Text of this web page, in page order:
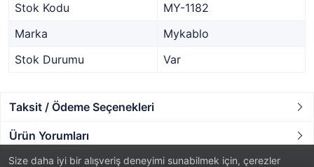
Size daha iyi bir alışveriş deneyimi sunabilmek için, çerezler
Stok Kodu
MY-1182
Marka
Mykablo
Stok Durumu
Var
Taksit / Ödeme Seçenekleri
Ürün Yorumları